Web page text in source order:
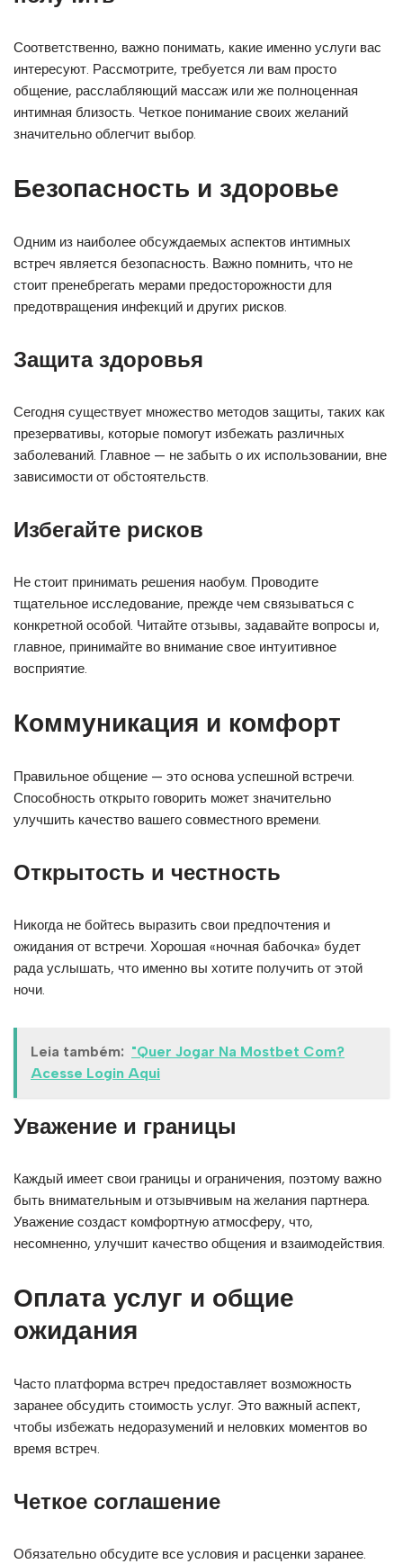
Соответственно, важно понимать, какие именно услуги вас
интересуют. Рассмотрите, требуется ли вам просто
общение, расслабляющий массаж или же полноценная
интимная близость. Четкое понимание своих желаний
значительно облегчит выбор.
Безопасность и здоровье
Одним из наиболее обсуждаемых аспектов интимных
встреч является безопасность. Важно помнить, что не
стоит пренебрегать мерами предосторожности для
предотвращения инфекций и других рисков.
Защита здоровья
Сегодня существует множество методов защиты, таких как
презервативы, которые помогут избежать различных
заболеваний. Главное — не забыть о их использовании, вне
зависимости от обстоятельств.
Избегайте рисков
Не стоит принимать решения наобум. Проводите
тщательное исследование, прежде чем связываться с
конкретной особой. Читайте отзывы, задавайте вопросы и,
главное, принимайте во внимание свое интуитивное
восприятие.
Коммуникация и комфорт
Правильное общение — это основа успешной встречи.
Способность открыто говорить может значительно
улучшить качество вашего совместного времени.
Открытость и честность
Никогда не бойтесь выразить свои предпочтения и
ожидания от встречи. Хорошая «ночная бабочка» будет
рада услышать, что именно вы хотите получить от этой
ночи.
Leia também: "Quer Jogar Na Mostbet Com?
Acesse Login Aqui
Уважение и границы
Каждый имеет свои границы и ограничения, поэтому важно
быть внимательным и отзывчивым на желания партнера.
Уважение создаст комфортную атмосферу, что,
несомненно, улучшит качество общения и взаимодействия.
Оплата услуг и общие
ожидания
Часто платформа встреч предоставляет возможность
заранее обсудить стоимость услуг. Это важный аспект,
чтобы избежать недоразумений и неловких моментов во
время встреч.
Четкое соглашение
Обязательно обсудите все условия и расценки заранее.